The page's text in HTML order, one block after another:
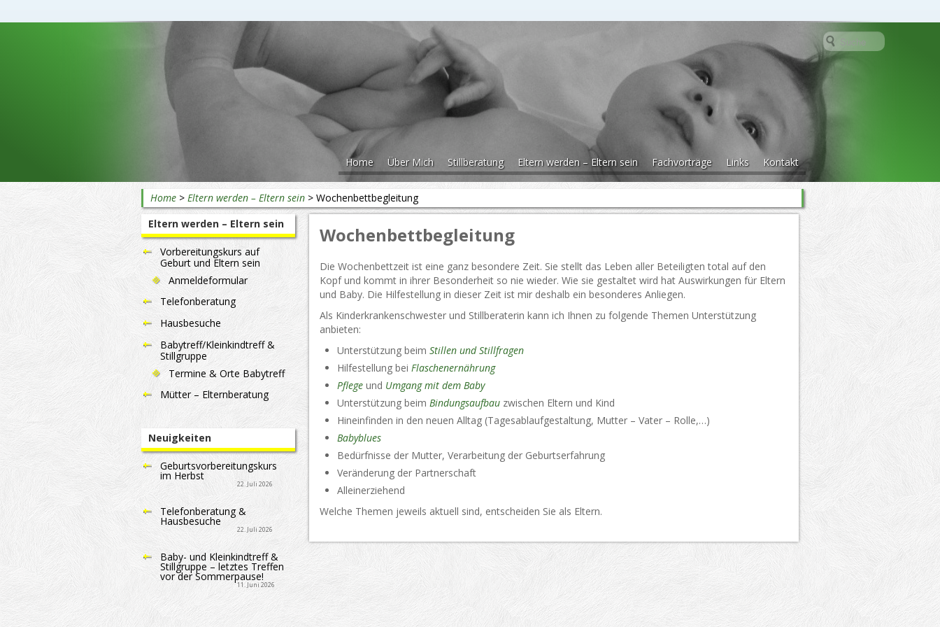
Home Über Mich Stillberatung Eltern werden – Eltern sein Fachvorträge Links Kontakt
Beratung rund ums Baby
Home> Eltern werden – Eltern sein> Wochenbettbegleitung
Wochenbettbegleitung
Die Wochenbettzeit ist eine ganz besondere Zeit. Sie stellt das Leben aller Beteiligten total auf den
Kopf und kommt in ihrer Besonderheit so nie wieder. Wie sie gestaltet wird hat Auswirkungen für Eltern
und Baby. Die Hilfestellung in dieser Zeit ist mir deshalb ein besonderes Anliegen.
Als Kinderkrankenschwester und Stillberaterin kann ich Ihnen zu folgende Themen Unterstützung
anbieten:
Unterstützung beim Stillen und Stillfragen
Hilfestellung bei Flaschenernährung
Pflege und Umgang mit dem Baby
Unterstützung beim Bindungsaufbau zwischen Eltern und Kind
Hineinfinden in den neuen Alltag (Tagesablaufgestaltung, Mutter – Vater – Rolle,…)
Babyblues
Bedürfnisse der Mutter, Verarbeitung der Geburtserfahrung
Veränderung der Partnerschaft
Alleinerziehend
Welche Themen jeweils aktuell sind, entscheiden Sie als Eltern.
Eltern werden – Eltern sein
Vorbereitungskurs auf
Geburt und Eltern sein
Anmeldeformular
Telefonberatung
Hausbesuche
Babytreff/Kleinkindtreff &
Stillgruppe
Termine & Orte Babytreff
Mütter – Elternberatung
Neuigkeiten
Geburtsvorbereitungskurs
im Herbst
22. Juli 2026
Telefonberatung &
Hausbesuche
22. Juli 2026
Baby- und Kleinkindtreff &
Stillgruppe – letztes Treffen
vor der Sommerpause!
11. Juni 2026